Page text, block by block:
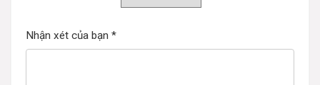
Nhận xét của bạn *